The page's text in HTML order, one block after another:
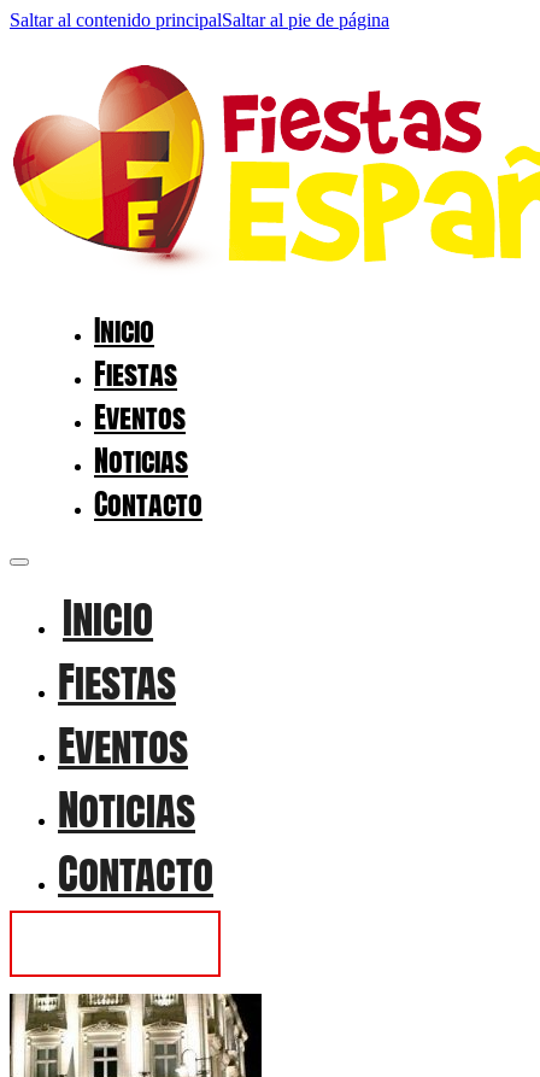
Saltar al contenido principalSaltar al pie de página
Inicio
Fiestas
Eventos
Noticias
Contacto
Inicio
Fiestas
Eventos
Noticias
Contacto